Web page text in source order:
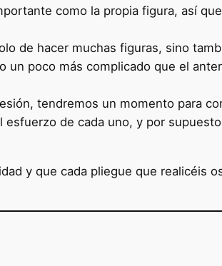
como la propia figura, así
de hacer muchas figuras, sino
un poco más complicado que el
tendremos un momento para
de cada uno, y por
y que cada pliegue que realicéis